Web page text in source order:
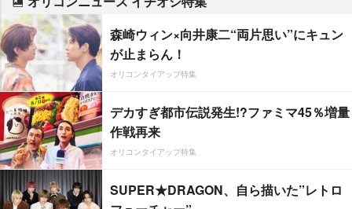
森崎ウィン×向井康二“両片思い”にキュン
が止まらん！
オリコンタイアップ特集
デカすぎ都市伝説発生!?ファミマ45％増量
作戦再来
オリコンタイアップ特集
SUPER★DRAGON、自ら描いた”レトロ